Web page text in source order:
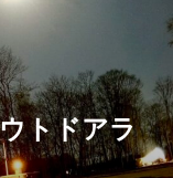
トドアラ